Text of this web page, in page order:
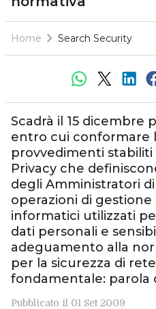
Home Search Security
Scadrà il 15 dicembre
entro cui conformare
provvedimenti stabiliti
Privacy che
degli Amministratori
operazioni di
informatici utilizzati
dati personali e
adeguamento alla
per la sicurezza di
fondamentale: parola
Pubblicato il 01 Set 2009